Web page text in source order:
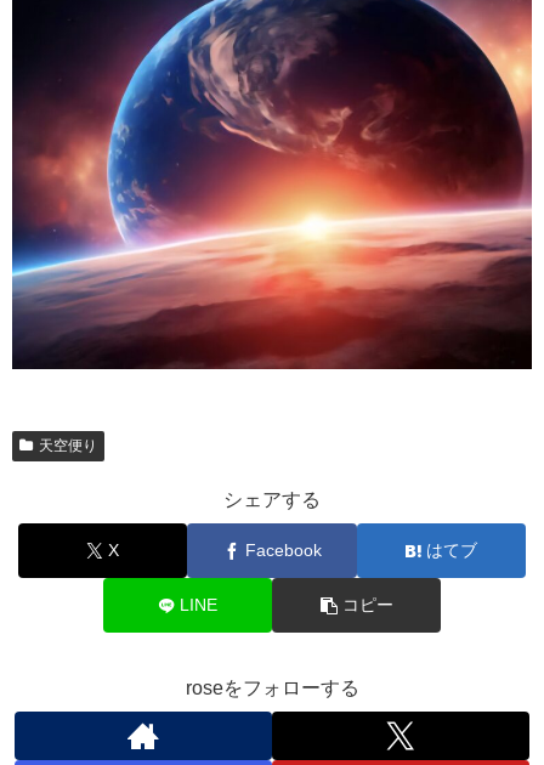
天空便り
シェアする
X Facebook はてブ
LINE コピー
roseをフォローする